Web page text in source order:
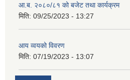
आ.ब. २०८०/८१ को बजेट तथा कार्यक्रम
मिति: 09/25/2023 - 13:27
आय व्वयको विवरण
मिति: 07/19/2023 - 13:07